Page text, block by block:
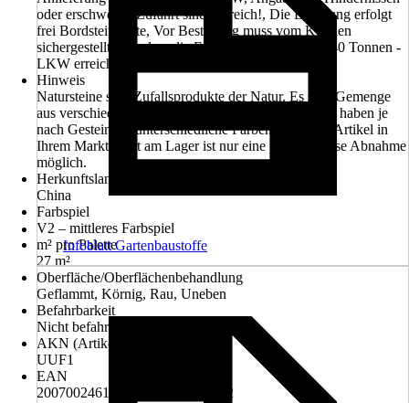
oder erschwerter Zufahrt sind hilfreich!, Die Lieferung erfolgt
frei Bordsteinkante, Vor Bestellung muss vom Kunden
sichergestellt sein, dass die Entladestelle mit einem 40 Tonnen -
LKW erreichbar ist.
Hinweis
Natursteine sind Zufallsprodukte der Natur. Es sind Gemenge
aus verschiedensten Mineralien.Naturstein-Produkte haben je
nach Gesteinsart unterschiedliche Farben, Ist dieser Artikel in
Ihrem Markt nicht am Lager ist nur eine palettenweise Abnahme
möglich.
Herkunftsland
China
Farbspiel
V2 – mittleres Farbspiel
m² pro Palette
27 m²
Oberfläche/Oberflächenbehandlung
Geflammt, Körnig, Rau, Uneben
Befahrbarkeit
Nicht befahrbar
AKN (Artikelkurznummer)
UUF1
EAN
2007002461509, 4330542028672
Infoblatt Gartenbaustoffe